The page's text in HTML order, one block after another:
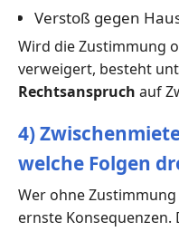
Verstoß gegen
Wird die Zustimmung
verweigert, besteht
Rechtsanspruch auf
4)
welche Folgen
Wer ohne
ernste Konsequenzen.